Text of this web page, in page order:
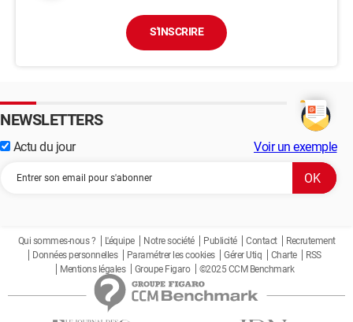
S'INSCRIRE
NEWSLETTERS
Actu du jour Voir un exemple
Qui sommes-nous ? L'équipe Notre société Publicité Contact
Recrutement
Données personnelles
Paramétrer les cookies Gérer Utiq Charte
RSS
Mentions légales
Groupe Figaro ©2025 CCM Benchmark